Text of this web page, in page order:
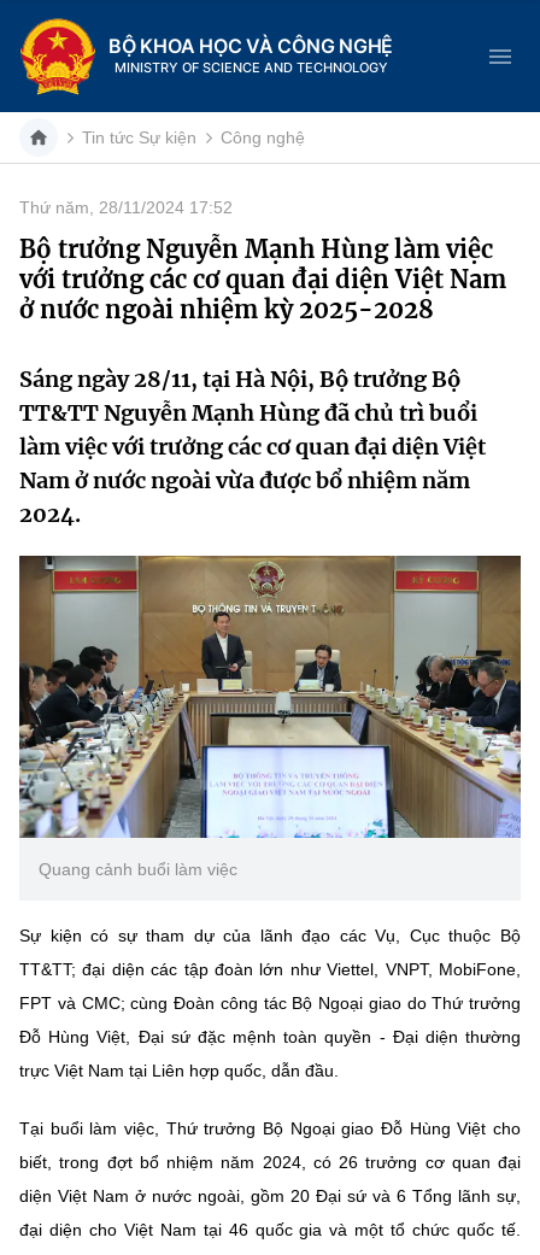
BỘ KHOA HỌC VÀ CÔNG NGHỆ
MINISTRY OF SCIENCE AND TECHNOLOGY
Danh mục
Trang chủ
Chức năng nhiệm vụ
Cơ cấu tổ chức
Lịch sử phát triển
Sở Khoa học và Công nghệ
Khoa học và Công nghệ
Đổi mới sáng tạo
Chuyển đổi số
Bưu chính, Viễn thông
Sở hữu trí tuệ
Tiêu chuẩn, đo lường, chất lượng
Năng lượng nguyên tử
Tin tổng hợp
Tin địa phương
Dịch vụ công
Hệ thống văn bản
Văn bản QPPL
Văn bản chỉ đạo điều hành
Lấy ý kiến người dân về dự thảo VBQPPL
MST IOFFICE
Khoa học và Công nghệ
Đổi mới sáng tạo
Chuyển đổi số
Tiêu chuẩn, đo lường, chất lượng
Năng lượng nguyên tử
Multimedia
THƯ ĐIỆN TỬ
Khác
Videos
Infographic
Ảnh
Nhiệm vụ trọng tâm
Vietnamese English
Tin tức Sự kiện Công nghệ
Thứ năm, 28/11/2024 17:52
Bộ trưởng Nguyễn Mạnh Hùng làm việc
với trưởng các cơ quan đại diện Việt Nam
ở nước ngoài nhiệm kỳ 2025-2028
Sáng ngày 28/11, tại Hà Nội, Bộ trưởng Bộ
TT&TT Nguyễn Mạnh Hùng đã chủ trì buổi
làm việc với trưởng các cơ quan đại diện Việt
Nam ở nước ngoài vừa được bổ nhiệm năm
2024.
Quang cảnh buổi làm việc
Sự kiện có sự tham dự của lãnh đạo các Vụ, Cục thuộc Bộ
TT&TT; đại diện các tập đoàn lớn như Viettel, VNPT, MobiFone,
FPT và CMC; cùng Đoàn công tác Bộ Ngoại giao do Thứ trưởng
Đỗ Hùng Việt, Đại sứ đặc mệnh toàn quyền - Đại diện thường
trực Việt Nam tại Liên hợp quốc, dẫn đầu.
Tại buổi làm việc, Thứ trưởng Bộ Ngoại giao Đỗ Hùng Việt cho
biết, trong đợt bổ nhiệm năm 2024, có 26 trưởng cơ quan đại
diện Việt Nam ở nước ngoài, gồm 20 Đại sứ và 6 Tổng lãnh sự,
đại diện cho Việt Nam tại 46 quốc gia và một tổ chức quốc tế.